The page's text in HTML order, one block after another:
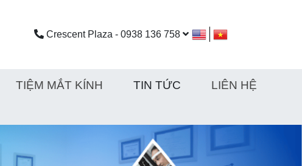
Crescent Plaza - 0938 136 758
TIỆM MẮT KÍNH TIN TỨC
LIÊN HỆ